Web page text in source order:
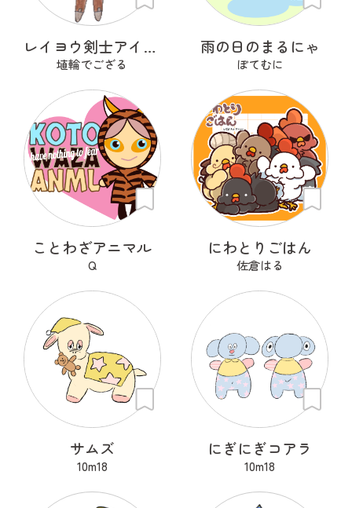
レイヨウ剣士アイベクサー
埴輪でござる
雨の日のまるにゃ
ぽてむに
ことわざアニマル
Q
にわとりごはん
佐倉はる
サムズ
10m18
にぎにぎコアラ
10m18